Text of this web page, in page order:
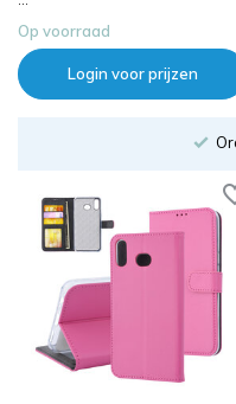
Op voorraad
Login voor prijzen